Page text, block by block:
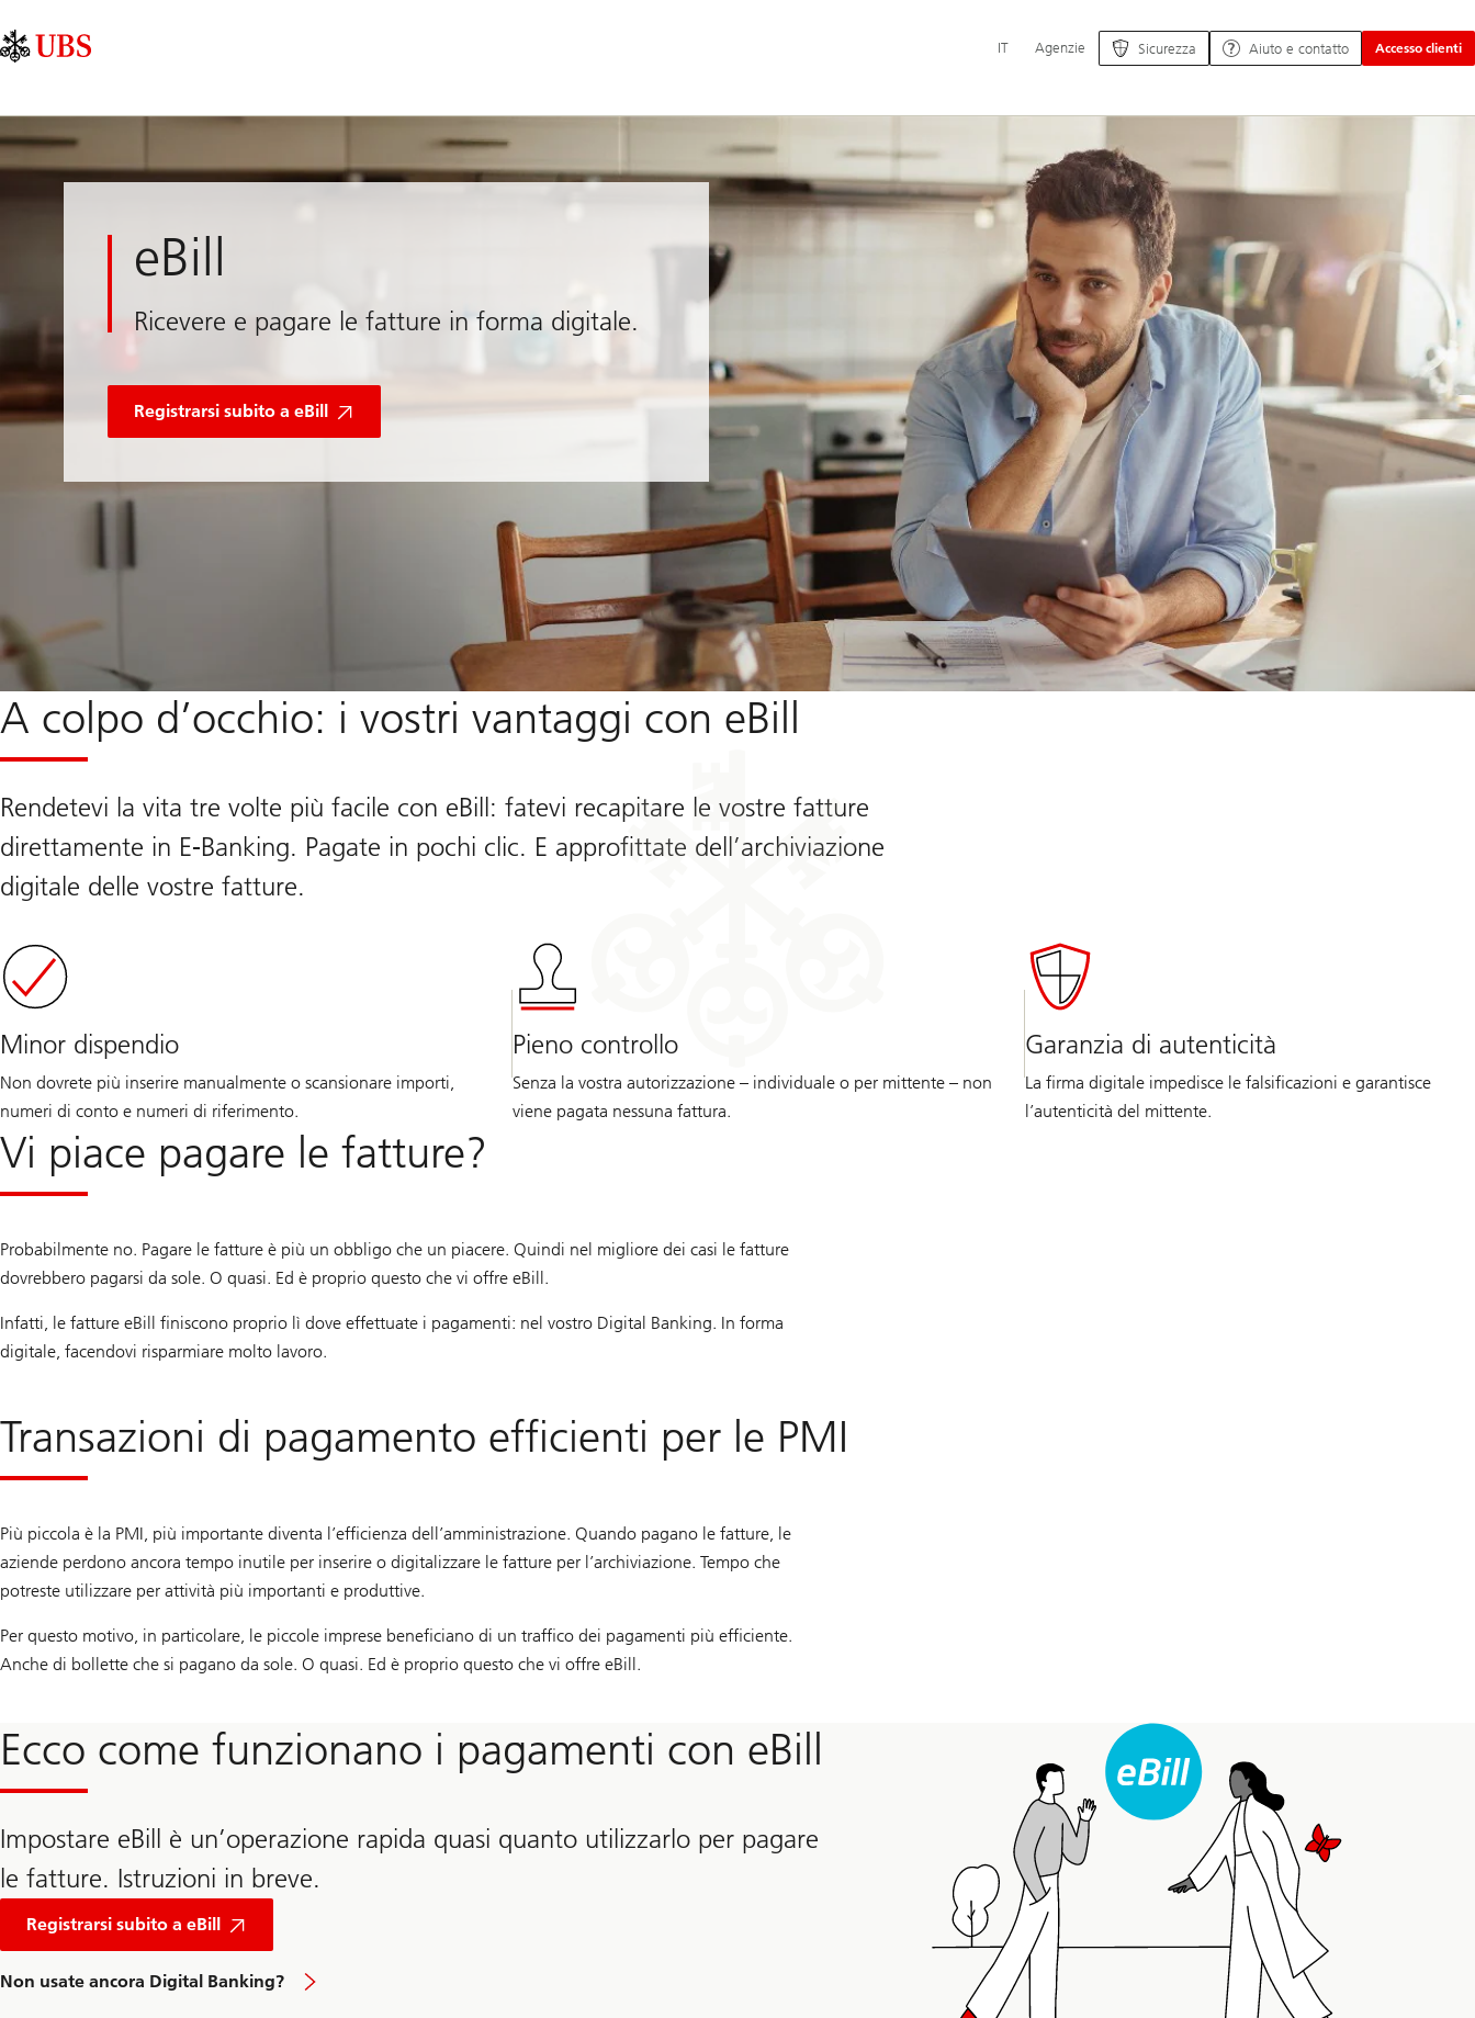
Area
principale
principale
IT Agenzie Sicurezza Aiuto e contatto Accesso clienti
eBill
Ricevere e pagare le fatture in forma digitale.
Registrarsi subito a eBill
A colpo d’occhio: i vostri vantaggi con eBill
Rendetevi la vita tre volte più facile con eBill: fatevi recapitare le vostre fatture
direttamente in E-Banking. Pagate in pochi clic. E approfittate dell’archiviazione
digitale delle vostre fatture.
Minor dispendio
Non dovrete più inserire manualmente o scansionare importi,
numeri di conto e numeri di riferimento.
Pieno controllo
Senza la vostra autorizzazione – individuale o per mittente – non
viene pagata nessuna fattura.
Garanzia di autenticità
La firma digitale impedisce le falsificazioni e garantisce
l’autenticità del mittente.
Vi piace pagare le fatture?
Probabilmente no. Pagare le fatture è più un obbligo che un piacere. Quindi nel migliore dei casi le fatture
dovrebbero pagarsi da sole. O quasi. Ed è proprio questo che vi offre eBill.
Infatti, le fatture eBill finiscono proprio lì dove effettuate i pagamenti: nel vostro Digital Banking. In forma
digitale, facendovi risparmiare molto lavoro.
Transazioni di pagamento efficienti per le PMI
Più piccola è la PMI, più importante diventa l’efficienza dell’amministrazione. Quando pagano le fatture, le
aziende perdono ancora tempo inutile per inserire o digitalizzare le fatture per l’archiviazione. Tempo che
potreste utilizzare per attività più importanti e produttive.
Per questo motivo, in particolare, le piccole imprese beneficiano di un traffico dei pagamenti più efficiente.
Anche di bollette che si pagano da sole. O quasi. Ed è proprio questo che vi offre eBill.
Ecco come funzionano i pagamenti con eBill
Impostare eBill è un’operazione rapida quasi quanto utilizzarlo per pagare
le fatture. Istruzioni in breve.
Registrarsi subito a eBill
Non usate ancora Digital Banking?